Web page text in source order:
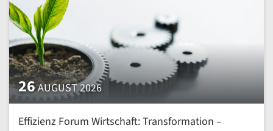
26AUGUST 2026
Effizienz Forum Wirtschaft: Transformation –